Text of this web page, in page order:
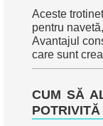
Aceste
pentru
Avantajul
care sunt
CUM SĂ